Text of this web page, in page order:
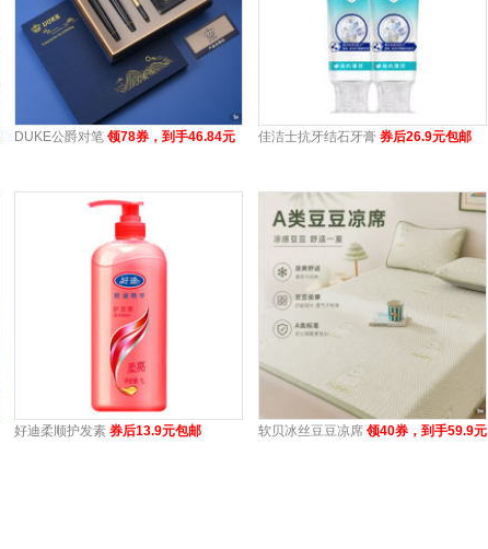
DUKE公爵对笔 领78券，到手46.84元 佳洁士抗牙结石牙膏 券后26.9元包邮
好迪柔顺护发素 券后13.9元包邮 软贝冰丝豆豆凉席 领40券，到手59.9元